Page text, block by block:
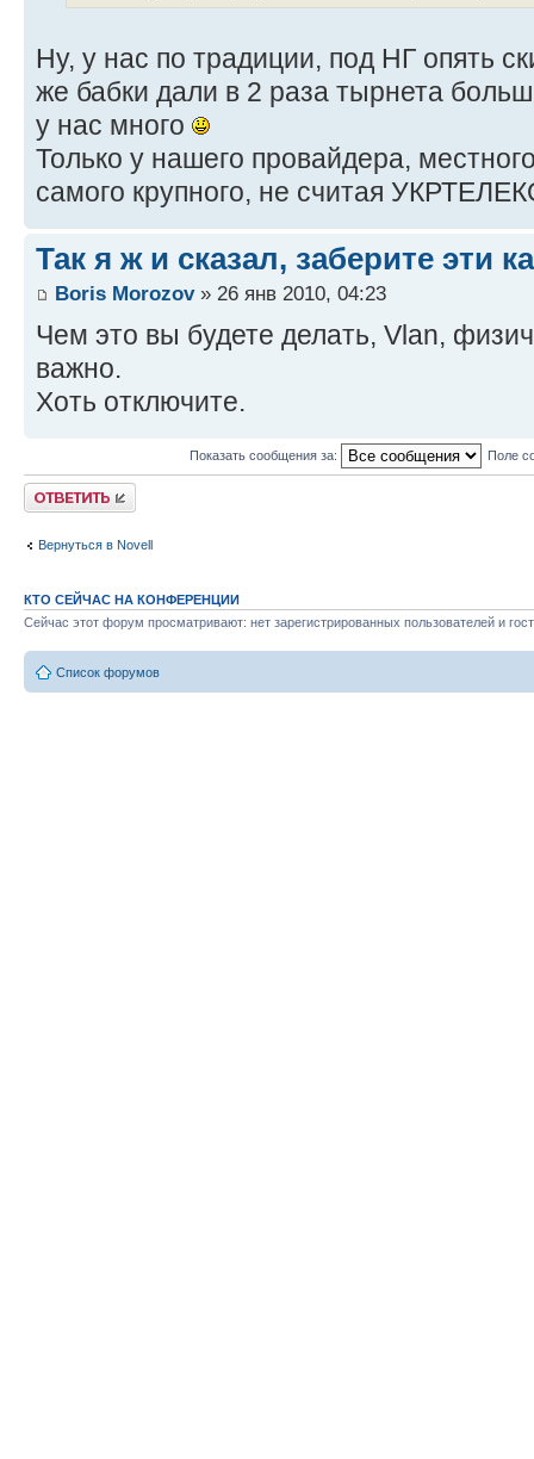
Ну, у нас по традиции, под НГ опять
же бабки дали в 2 раза тырнета
у нас много
Только у нашего провайдера,
самого крупного, не считая
Так я ж и сказал, заберите эти
Boris Morozov» 26 янв 2010, 04:23
Чем это вы будете делать, Vlan,
важно.
Хоть отключите.
Показать сообщения за: Поле
Ответить
Вернуться в Novell
КТО СЕЙЧАС НА КОНФЕРЕНЦИИ
Сейчас этот форум просматривают: нет зарегистрированных пользователей и
Список форумов